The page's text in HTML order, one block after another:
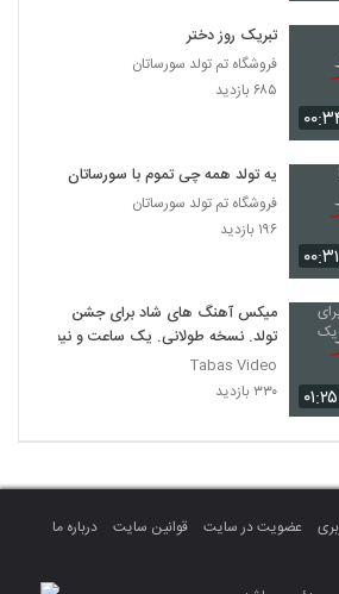
تبریک روز دختر
فروشگاه تم تولد سورساتان
۶۸۵ بازدید
۰۰:۳۱
یه تولد همه چی تموم با سورساتان
فروشگاه تم تولد سورساتان
۱۹۶ بازدید
میکس آهنگ های شاد برای جشن
تولد. نسخه طولانی. یک ساعت و نیم
Tabas Video
۳۳۰ بازدید
عضویت در سایت قوانین سایت
درباره ما